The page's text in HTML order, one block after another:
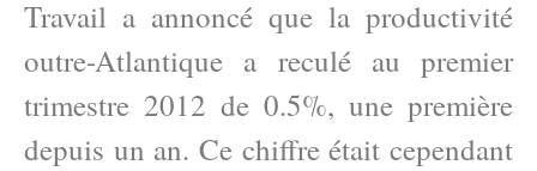
Travail a annoncé que la productivité
outre-Atlantique a reculé au premier
trimestre 2012 de 0.5%, une première
depuis un an. Ce chiffre était cependant